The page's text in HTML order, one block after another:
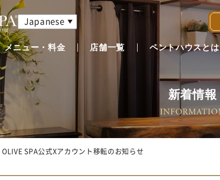
Japanese
メニュー・料金 店舗一覧 ペントハウスとは
新着情報
OLIVE SPA公式Xアカウント移転のお知らせ